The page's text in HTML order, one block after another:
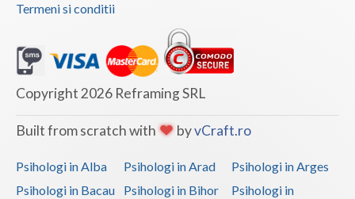
Teleorman
Timis
Tulcea
Vaslui
Vrancea
Termeni si conditii
Copyright 2026 Reframing SRL
Built from scratch with byvCraft.ro
Psihologi in Alba Psihologi in Arad
Psihologi in Arges
Psihologi in Bacau
Psihologi in Bihor
Psihologi in